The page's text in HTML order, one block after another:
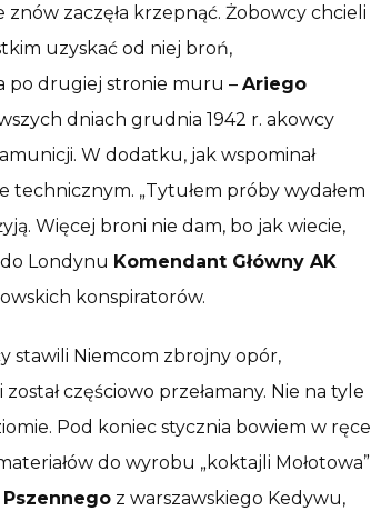
zaczęła krzepnąć. Żobowcy chcieli
uzyskać od niej broń,
po drugiej stronie muru – Ariego
dniach grudnia 1942 r. akowcy
W dodatku, jak wspominał
technicznym. „Tytułem próby wydałem
Więcej broni nie dam, bo jak wiecie,
do Londynu Komendant Główny AK
konspiratorów.
stawili Niemcom zbrojny opór,
częściowo przełamany. Nie na tyle
Pod koniec stycznia bowiem w ręce
do wyrobu „koktajli Mołotowa”
z warszawskiego Kedywu,